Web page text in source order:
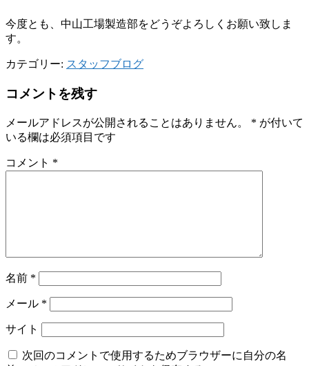
今度とも、中山工場製造部をどうぞよろしくお願い致しま
す。
カテゴリー: スタッフブログ
コメントを残す
メールアドレスが公開されることはありません。 * が付いて
いる欄は必須項目です
コメント *
名前 *
メール *
サイト
次回のコメントで使用するためブラウザーに自分の名